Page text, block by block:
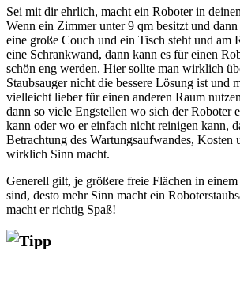
Sei mit dir ehrlich, macht ein Roboter in
Wenn ein Zimmer unter 9 qm besitzt und
eine große Couch und ein Tisch steht und am
eine Schrankwand, dann kann es für einen
schön eng werden. Hier sollte man wirklich
Staubsauger nicht die bessere Lösung ist und
vielleicht lieber für einen anderen Raum
dann so viele Engstellen wo sich der Roboter
kann oder wo er einfach nicht reinigen kann,
Betrachtung des Wartungsaufwandes, Kosten
wirklich Sinn macht.
Generell gilt, je größere freie Flächen in
sind, desto mehr Sinn macht ein
macht er richtig Spaß!